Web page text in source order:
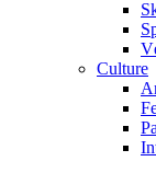
Culture